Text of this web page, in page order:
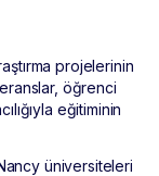
projelerinin
öğrenci
eğitiminin
üniversiteleri